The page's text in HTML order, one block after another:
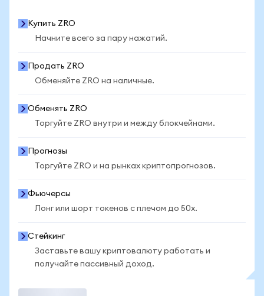
Купить ZRO
Начните всего за пару нажатий.
Продать ZRO
Обменяйте ZRO на наличные.
Обменять ZRO
Торгуйте ZRO внутри и между блокчейнами.
Прогнозы
Торгуйте ZRO и на рынках криптопрогнозов.
Фьючерсы
Лонг или шорт токенов с плечом до 50x.
Стейкинг
Заставьте вашу криптовалюту работать и
получайте пассивный доход.